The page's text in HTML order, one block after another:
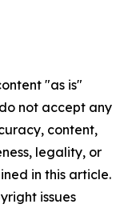
"as is"
not accept any
content,
legality, or
in this article.
issues